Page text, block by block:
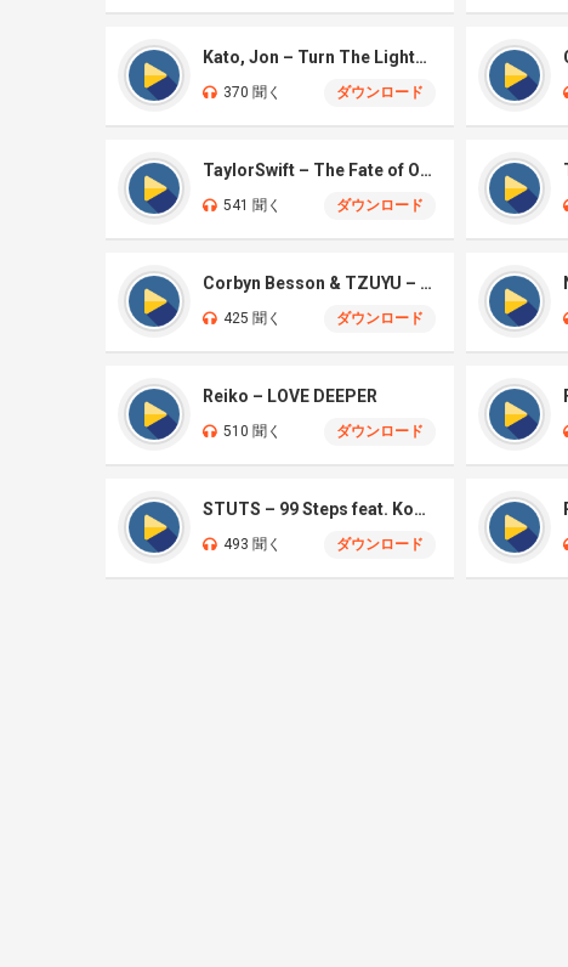
Kato, Jon – Turn The Lights Off
370 聞く ダウンロード
TaylorSwift – The Fate of Ophelia
541 聞く ダウンロード
Corbyn Besson & TZUYU – Blink
425 聞く ダウンロード
Reiko – LOVE DEEPER
510 聞く ダウンロード
STUTS – 99 Steps feat. Kohjiya, Hana Hope
493 聞く ダウンロード